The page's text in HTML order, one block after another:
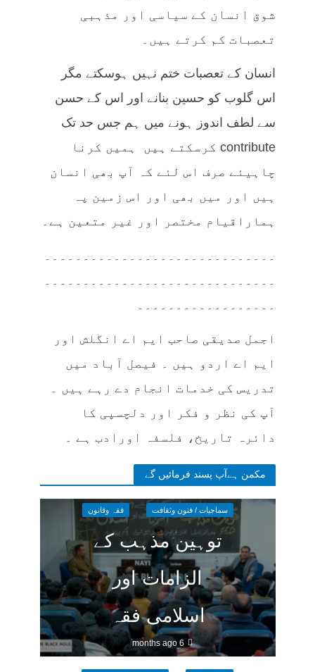
شوق انسان کے سیاسی اور مذہبی
تعصبات کم کرتے ہیں۔
انسان کے تعصبات ختم نہیں ہوسکتے مگر
اس گلوب کو حسین بنانے اور اس کے حسن
سے لطف اندوز ہونے میں ہم جس حد تک
contribute کرسکتے ہیں ہمیں کرنا
چاہیئے صرف اس لئے کہ آپ بھی انسان
ہیں اور میں بھی اور اس زمین پہ
ہماراقیام مختصر اور غیر متعین ہے۔
اجمل صدیقی صاحب ایم اے انگلش اور
ایم اے اردو ہیں ۔ فیصل آباد میں
تدریس کی خدمات انجام دے رہے ہیں ۔
آپ کی نظر و فکر اور دلچسپی کا
دائرہ تاریخ، فلسفہ اورادب ہے ۔
مکمن ہےآپ پسند فرمائیں گے
سماجیات / فنون وثقافت فقہ وقانون
توہین مذہب کے
الزامات اور
اسلامی فقہ
6 months ago